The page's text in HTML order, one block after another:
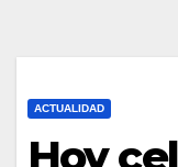
ACTUALIDAD
Hoy